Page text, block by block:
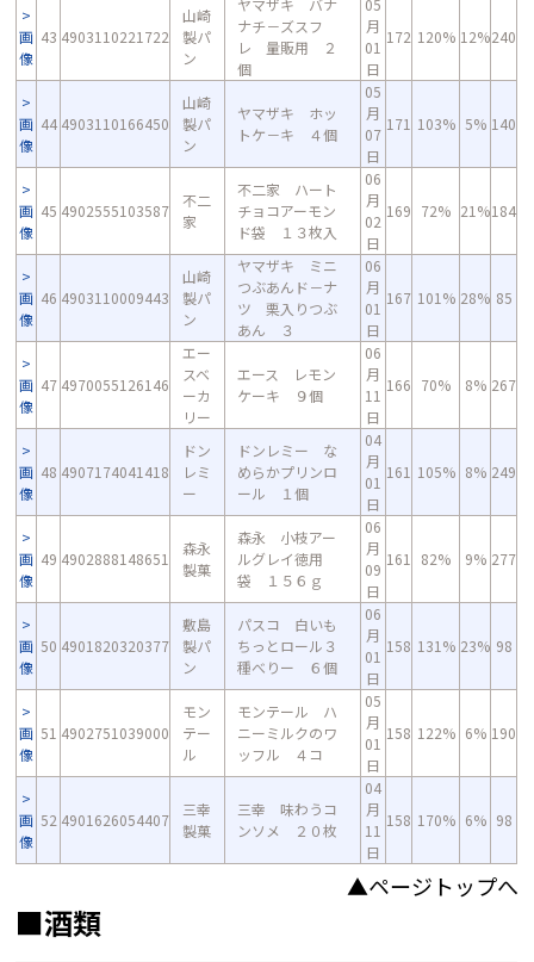
画
像
43 4903110221722
山崎
製パ
ン
ヤマザキ バナ
ナチ－ズスフ
レ 量販用 ２
個
05
月
01
日
172 120% 12%240
画
像
44 4903110166450
山崎
製パ
ン
ヤマザキ ホッ
トケ－キ ４個
05
月
07
日
171 103% 5% 140
画
像
45 4902555103587
不二
家
不二家 ハート
チョコアーモン
ド袋 １３枚入
06
月
02
日
169 72% 21%184
画
像
46 4903110009443
山崎
製パ
ン
ヤマザキ ミニ
つぶあんド－ナ
ツ 栗入りつぶ
あん ３
06
月
01
日
167 101% 28% 85
画
像
47 4970055126146
エー
スベ
ーカ
リー
エース レモン
ケーキ ９個
06
月
11
日
166 70% 8% 267
画
像
48 4907174041418
ドン
レミ
ー
ドンレミー な
めらかプリンロ
ール １個
04
月
01
日
161 105% 8% 249
画
像
49 4902888148651
森永
製菓
森永 小枝アー
ルグレイ徳用
袋 １５６ｇ
06
月
09
日
161 82% 9% 277
画
像
50 4901820320377
敷島
製パ
ン
パスコ 白いも
ちっとロール３
種べりー ６個
06
月
01
日
158 131% 23% 98
画
像
51 4902751039000
モン
テー
ル
モンテール ハ
ニーミルクのワ
ッフル ４コ
05
月
01
日
158 122% 6% 190
画
像
52 4901626054407
三幸
製菓
三幸 味わうコ
ンソメ ２０枚
04
月
11
日
158 170% 6% 98
▲ページトップへ
■酒類